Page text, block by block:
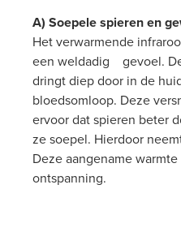
A) Soepele spieren en
Het verwarmende
een weldadig gevoel.
dringt diep door in de
bloedsomloop. Deze
ervoor dat spieren beter
ze soepel. Hierdoor
Deze aangename
ontspanning.